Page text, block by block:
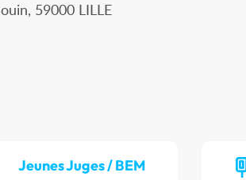
59000 LILLE
Jeunes Juges / BEM